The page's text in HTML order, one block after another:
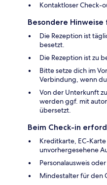
Kontaktloser Check-
Besondere Hinweise
Die Rezeption ist
besetzt.
Die Rezeption ist zu
Bitte setze dich im
Verbindung, wenn
Von der Unterkunft
werden ggf. mit
übersetzt.
Beim Check-in
Kreditkarte, EC-
unvorhergesehene
Personalausweis
Mindestalter für den